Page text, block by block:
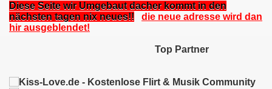
Diese Seite wir Umgebaut dacher kommt in den
nächsten tagen nix neues!!
die neue adresse wird dan
hir ausgeblendet!
Top Partner